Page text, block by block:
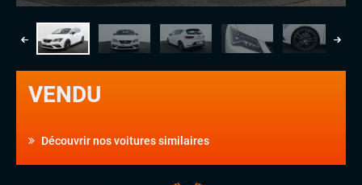
VENDU
Découvrir nos voitures similaires